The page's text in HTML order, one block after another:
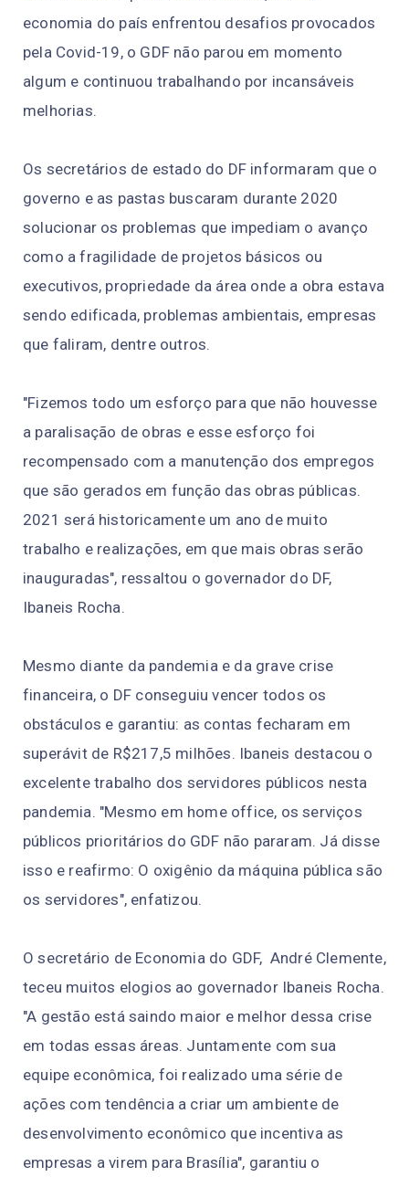
economia do país enfrentou desafios provocados
pela Covid-19, o GDF não parou em momento
algum e continuou trabalhando por incansáveis
melhorias.
Os secretários de estado do DF informaram que o
governo e as pastas buscaram durante 2020
solucionar os problemas que impediam o avanço
como a fragilidade de projetos básicos ou
executivos, propriedade da área onde a obra estava
sendo edificada, problemas ambientais, empresas
que faliram, dentre outros.
"Fizemos todo um esforço para que não houvesse
a paralisação de obras e esse esforço foi
recompensado com a manutenção dos empregos
que são gerados em função das obras públicas.
2021 será historicamente um ano de muito
trabalho e realizações, em que mais obras serão
inauguradas", ressaltou o governador do DF,
Ibaneis Rocha.
Mesmo diante da pandemia e da grave crise
financeira, o DF conseguiu vencer todos os
obstáculos e garantiu: as contas fecharam em
superávit de R$217,5 milhões. Ibaneis destacou o
excelente trabalho dos servidores públicos nesta
pandemia. "Mesmo em home office, os serviços
públicos prioritários do GDF não pararam. Já disse
isso e reafirmo: O oxigênio da máquina pública são
os servidores", enfatizou.
O secretário de Economia do GDF, André Clemente,
teceu muitos elogios ao governador Ibaneis Rocha.
"A gestão está saindo maior e melhor dessa crise
em todas essas áreas. Juntamente com sua
equipe econômica, foi realizado uma série de
ações com tendência a criar um ambiente de
desenvolvimento econômico que incentiva as
empresas a virem para Brasília", garantiu o